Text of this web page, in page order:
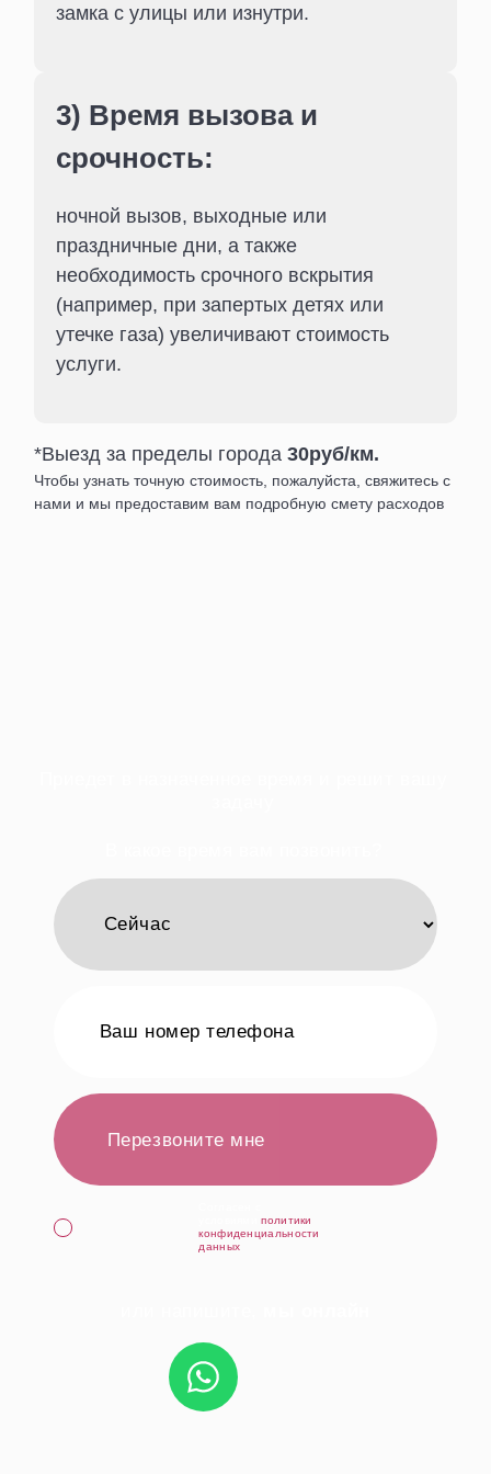
замка с улицы или изнутри.
3) Время вызова и
срочность:
ночной вызов, выходные или
праздничные дни, а также
необходимость срочного вскрытия
(например, при запертых детях или
утечке газа) увеличивают стоимость
услуги.
*Выезд за пределы города 30руб/км.
Чтобы узнать точную стоимость, пожалуйста, свяжитесь с
нами и мы предоставим вам подробную смету расходов
Перезвоните мне
условиямиполитики
конфиденциальности
данных